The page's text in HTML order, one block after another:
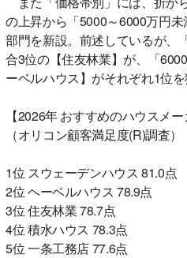
の上昇から「5000～6000万円
部門を新設。前述しているが、
合3位の【住友林業】が、「
ーベルハウス】がそれぞれ1位を
【2026年 おすすめのハウスメ
（オリコン顧客満足度(R)調査）
1位 スウェーデンハウス 81.0点
2位 ヘーベルハウス 78.9点
3位 住友林業 78.7点
4位 積水ハウス 78.3点
5位 一条工務店 77.6点